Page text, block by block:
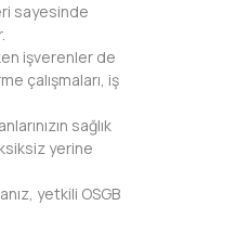
sayesinde
işverenler de
çalışmaları, iş
sağlık
yerine
yetkili OSGB